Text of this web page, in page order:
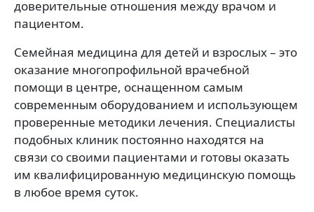
доверительные отношения между врачом и
пациентом.
Семейная медицина для детей и взрослых – это
оказание многопрофильной врачебной
помощи в центре, оснащенном самым
современным оборудованием и использующем
проверенные методики лечения. Специалисты
подобных клиник постоянно находятся на
связи со своими пациентами и готовы оказать
им квалифицированную медицинскую помощь
в любое время суток.